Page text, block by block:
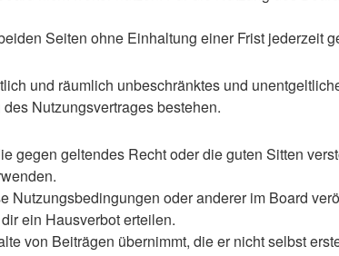
Seiten ohne Einhaltung einer Frist jederzeit
und räumlich unbeschränktes und
Nutzungsvertrages bestehen.
gegen geltendes Recht oder die guten Sitten
oder anderer im Board
ein Hausverbot erteilen.
von Beiträgen übernimmt, die er nicht selbst